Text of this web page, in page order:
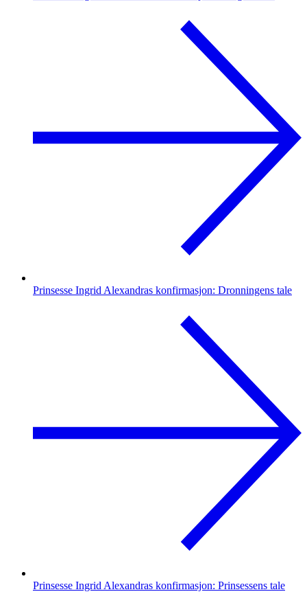
Prinsesse Ingrid Alexandras konfirmasjon: Dronningens tale
Prinsesse Ingrid Alexandras konfirmasjon: Prinsessens tale